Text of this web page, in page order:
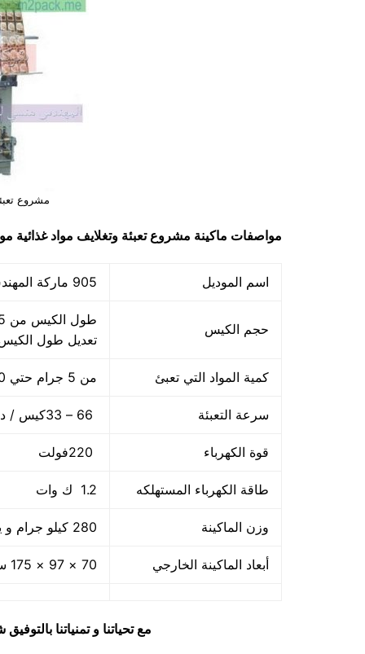
مشروع
مواصفات ماكينة مشروع تعبئة وتغلايف مواد غذائية موديل
اسم الموديل 905 ماركة المهندس منسي
حجم الكيس
تعديل طول
كمية المواد التي تعبئ من 5 جرام حتي 250 جرام و يمكن تعديله حتي 500 جرام
سرعة التعبئة
قوة الكهرباء
طاقة الكهرباء المستهلكه 1.2 ك وات
وزن الماكينة 280 كيلو جرام و يمكن فك الماكينة و تركيبها في اي مكان
أبعاد الماكينة الخارجي 70 × 97 × 175 سم و يمكن فك الماكينة و تركيبها في اي مكان
مع تحياتنا و تمنياتنا